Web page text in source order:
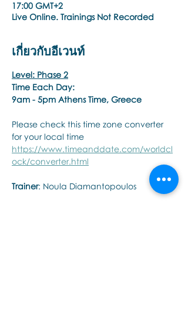
17:00 GMT+2
Live Online. Trainings Not Recorded
เกี่ยวกับอีเวนท์
Level: Phase 2
Time Each Day:
9am - 5pm Athens Time, Greece
Please check this time zone converter
for your local time
https://www.timeanddate.com/worldcl
ock/converter.html
Trainer: Noula Diamantopoulos